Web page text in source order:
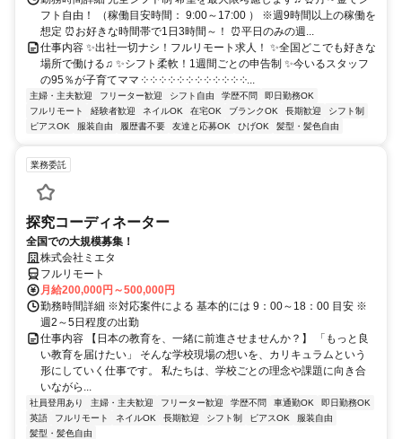
フト自由！ （稼働目安時間： 9:00～17:00 ） ※週9時間以上の稼働を
想定 ⏰お好きな時間帯で1日3時間～！ ⏰平日のみの週...
仕事内容 ✨出社一切ナシ！フルリモート求人！ ✨全国どこでも好きな
場所で働ける♫ ✨シフト柔軟！1週間ごとの申告制 ✨今いるスタッフ
の95％が子育てママ ༶ ༶ ༶ ༶ ༶ ༶ ༶ ༶ ༶ ༶ ༶ ༶...
主婦・主夫歓迎 フリーター歓迎 シフト自由 学歴不問
即日勤務OK
フルリモート
経験者歓迎 ネイルOK 在宅OK ブランクOK 長期歓迎
シフト制
ピアスOK
服装自由 履歴書不要 友達と応募OK ひげOK 髪型・髪色自由
業務委託
探究コーディネーター
全国での大規模募集！
株式会社ミエタ
フルリモート
月給200,000円～500,000円
勤務時間詳細 ※対応案件による 基本的には 9：00～18：00 目安 ※
週2～5日程度の出勤
仕事内容 【日本の教育を、一緒に前進させませんか？】 「もっと良
い教育を届けたい」 そんな学校現場の想いを、カリキュラムという
形にしていく仕事です。 私たちは、学校ごとの理念や課題に向き合
いながら...
社員登用あり 主婦・主夫歓迎 フリーター歓迎 学歴不問 車通勤OK
即日勤務OK
英語
フルリモート ネイルOK 長期歓迎 シフト制 ピアスOK
服装自由
髪型・髪色自由